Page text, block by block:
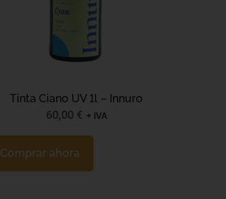
Tinta Ciano UV 1l – Innuro
60,00 € + IVA
Comprar ahora